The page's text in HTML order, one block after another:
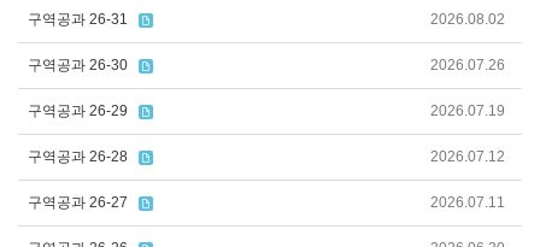
구역공과 26-31 2026.08.02
구역공과 26-30 2026.07.26
구역공과 26-29 2026.07.19
구역공과 26-28 2026.07.12
구역공과 26-27 2026.07.11